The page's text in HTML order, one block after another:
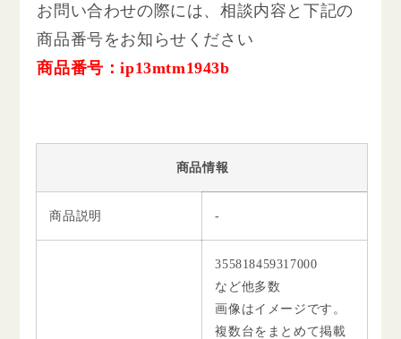
お問い合わせの際には、相談内容と下記の
商品番号をお知らせください
商品番号：ip13mtm1943b
商品情報
商品説明 -
355818459317000
など他多数
画像はイメージです。
複数台をまとめて掲載